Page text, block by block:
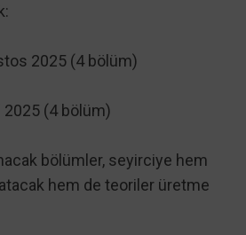
2025 (4 bölüm)
2025 (4 bölüm)
bölümler, seyirciye hem
hem de teoriler üretme